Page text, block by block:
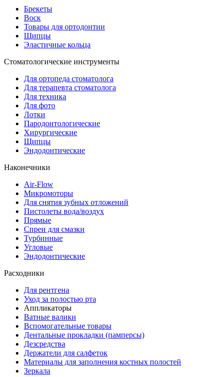
Брекеты
Воск
Товары для ортодонтии
Щипцы
Эластичные кольца
Стоматологические инструменты
Для ортопеда стоматолога
Для терапевта стоматолога
Для техника
Для фото
Лотки
Пародонтологические
Хирургические
Щипцы
Эндодонтические
Наконечники
Air-Flow
Микромоторы
Для снятия зубных отложений
Пистолеты вода/воздух
Прямые
Спреи для смазки
Турбинные
Угловые
Эндодонтические
Расходники
Для рентгена
Уход за полостью рта
Аппликаторы
Ватные валики
Вспомогательные товары
Дентальные прокладки (памперсы)
Дезсредства
Держатели для салфеток
Материалы для заполнения костных полостей
Зеркала